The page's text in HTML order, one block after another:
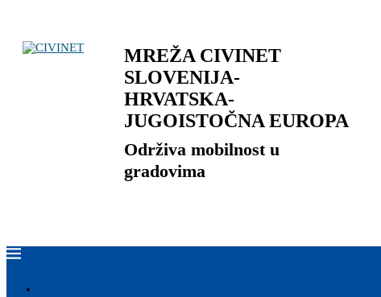
MREŽA CIVINET
SLOVENIJA-
HRVATSKA-
JUGOISTOČNA EUROPA
Održiva mobilnost u
gradovima